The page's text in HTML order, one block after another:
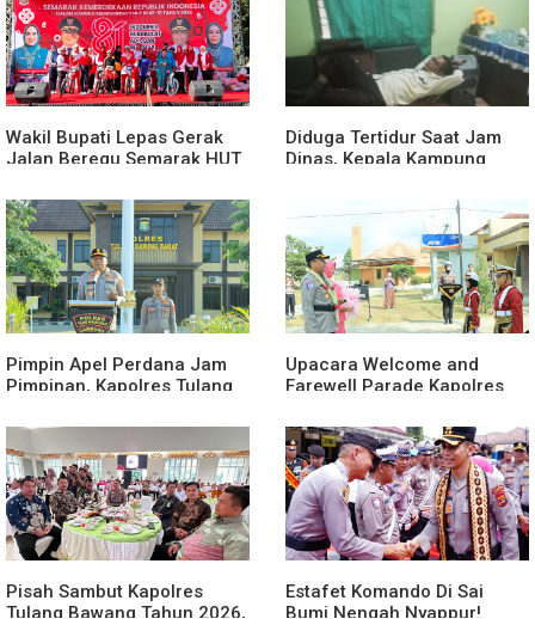
Wakil Bupati Lepas Gerak
Jalan Beregu Semarak HUT
Diduga Tertidur Saat Jam
Dinas, Kepala Kampung
Pimpin Apel Perdana Jam
Pimpinan, Kapolres Tulang
dan Penekanan Pada
Personil
Upacara Welcome and
Farewell Parade Kapolres
Berlangsung Khidmat
Pisah Sambut Kapolres
Tulang Bawang Tahun 2026,
Estafet Komando Di Sai
Bumi Nengah Nyappur!